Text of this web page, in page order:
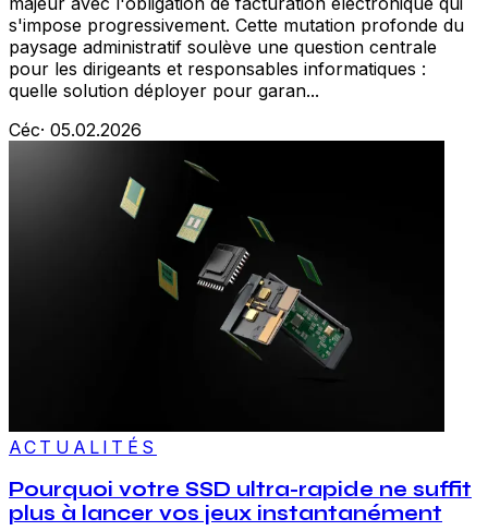
s'impose progressivement. Cette mutation profonde du
paysage administratif soulève une question centrale
pour les dirigeants et responsables informatiques :
quelle solution déployer pour garan...
Céc· 05.02.2026
ACTUALITÉS
Pourquoi votre SSD ultra-rapide ne suffit
plus à lancer vos jeux instantanément